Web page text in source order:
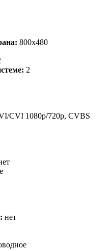
800x480
2
CVI 1080p/720p, CVBS
нет